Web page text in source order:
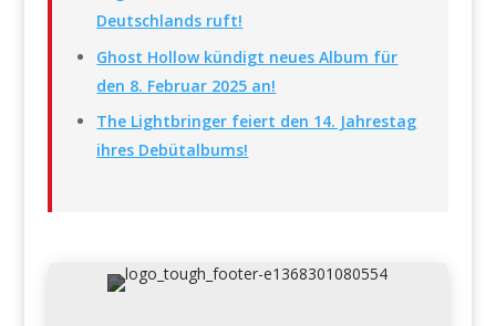
Deutschlands ruft!
Ghost Hollow kündigt neues Album für
den 8. Februar 2025 an!
The Lightbringer feiert den 14. Jahrestag
ihres Debütalbums!